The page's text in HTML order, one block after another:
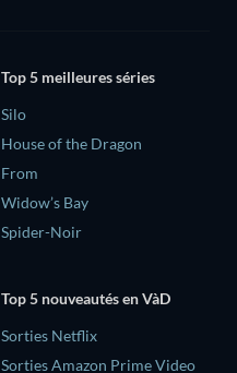
Top 5 meilleures séries
Silo
House of the Dragon
From
Widow’s Bay
Spider-Noir
Top 5 nouveautés en VàD
Sorties Netflix
Sorties Amazon Prime Video